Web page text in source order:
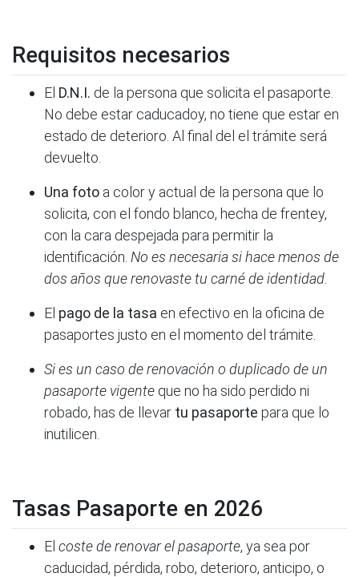
Requisitos necesarios
El D.N.I. de la persona que solicita el pasaporte.
No debe estar caducadoy, no tiene que estar en
estado de deterioro. Al final del el trámite será
devuelto.
Una foto a color y actual de la persona que lo
solicita, con el fondo blanco, hecha de frentey,
con la cara despejada para permitir la
identificación. No es necesaria si hace menos de
dos años que renovaste tu carné de identidad
El pago de la tasa en efectivo en la oficina de
pasaportes justo en el momento del trámite.
Si es un caso de renovación o duplicado de un
pasaporte vigente que no ha sido perdido ni
robado, has de llevar tu pasaporte para que lo
inutilicen.
Tasas Pasaporte en 2026
El coste de renovar el pasaporte, ya sea por
caducidad, pérdida, robo, deterioro, anticipo, o